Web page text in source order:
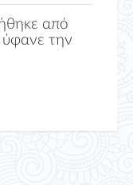
από
ύφανε την